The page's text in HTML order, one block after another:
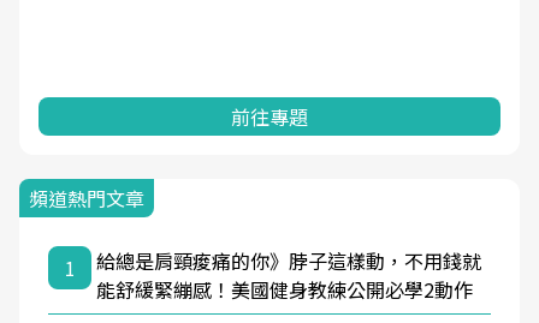
前往專題
頻道熱門文章
1
給總是肩頸痠痛的你》脖子這樣動，不用錢就
能舒緩緊繃感！美國健身教練公開必學2動作